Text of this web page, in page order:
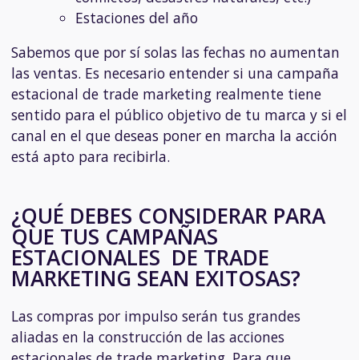
Estaciones del año
Sabemos que por sí solas las fechas no aumentan
las ventas. Es necesario entender si una campaña
estacional de trade marketing realmente tiene
sentido para el público objetivo de tu marca y si el
canal en el que deseas poner en marcha la acción
está apto para recibirla.
¿QUÉ DEBES CONSIDERAR PARA
QUE TUS CAMPAÑAS
ESTACIONALES DE TRADE
MARKETING SEAN EXITOSAS?
Las compras por impulso serán tus grandes
aliadas en la construcción de las acciones